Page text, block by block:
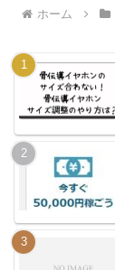
ホーム